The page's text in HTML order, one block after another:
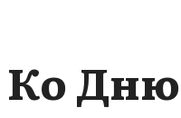
Ко Дню